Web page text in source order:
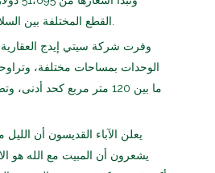
وفرت شركة سيتي إيدج العقارية
الوحدات بمساحات مختلفة،
يعلن الآباء القديسون أن
يشعرون أن المبيت مع الله هو